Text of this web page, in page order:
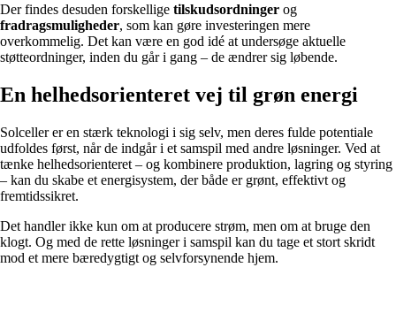
Der findes desuden forskellige tilskudsordninger og
fradragsmuligheder, som kan gøre investeringen mere
overkommelig. Det kan være en god idé at undersøge aktuelle
støtteordninger, inden du går i gang – de ændrer sig løbende.
En helhedsorienteret vej til grøn energi
Solceller er en stærk teknologi i sig selv, men deres fulde potentiale
udfoldes først, når de indgår i et samspil med andre løsninger. Ved at
tænke helhedsorienteret – og kombinere produktion, lagring og styring
– kan du skabe et energisystem, der både er grønt, effektivt og
fremtidssikret.
Det handler ikke kun om at producere strøm, men om at bruge den
klogt. Og med de rette løsninger i samspil kan du tage et stort skridt
mod et mere bæredygtigt og selvforsynende hjem.